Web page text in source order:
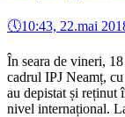
🕔10:43, 22.mai
În seara de vineri,
cadrul IPJ Neamț,
au depistat și reținut
nivel internațional.